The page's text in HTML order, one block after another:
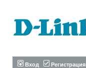
Вход Регистрация